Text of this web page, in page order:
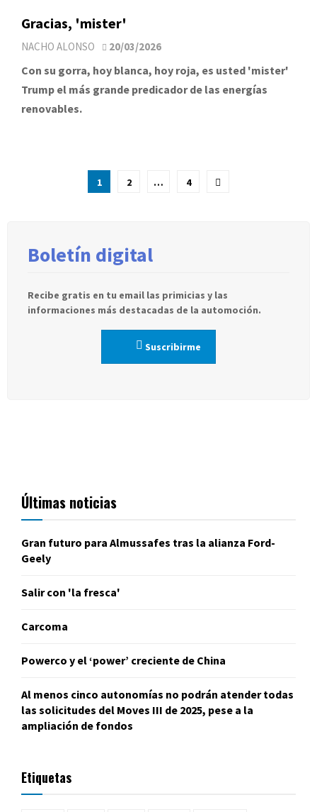
Gracias, 'mister'
NACHO ALONSO 20/03/2026
Con su gorra, hoy blanca, hoy roja, es usted 'mister'
Trump el más grande predicador de las energías
renovables.
Paginación
1 2 … 4
Boletín digital
Recibe gratis en tu email las primicias y las
informaciones más destacadas de la automoción.
Suscribirme
Últimas noticias
Gran futuro para Almussafes tras la alianza Ford-
Geely
Salir con 'la fresca'
Carcoma
Powerco y el ‘power’ creciente de China
Al menos cinco autonomías no podrán atender todas
las solicitudes del Moves III de 2025, pese a la
ampliación de fondos
Etiquetas